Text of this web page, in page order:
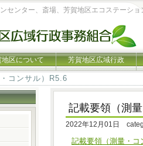
センター、斎場、芳賀地区エコステーショ
地区について 芳賀地区広域行政
コンサル）R5.6
記載要領（測
2022年12月01日
記載要領（測量・コ